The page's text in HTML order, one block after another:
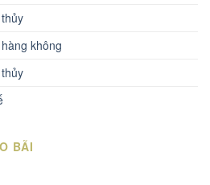
không
BÃI